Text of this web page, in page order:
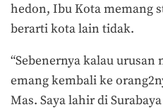
hedon, Ibu Kota memang
berarti kota lain tidak.
“Sebenernya kalau urusan
emang kembali ke
Mas. Saya lahir di